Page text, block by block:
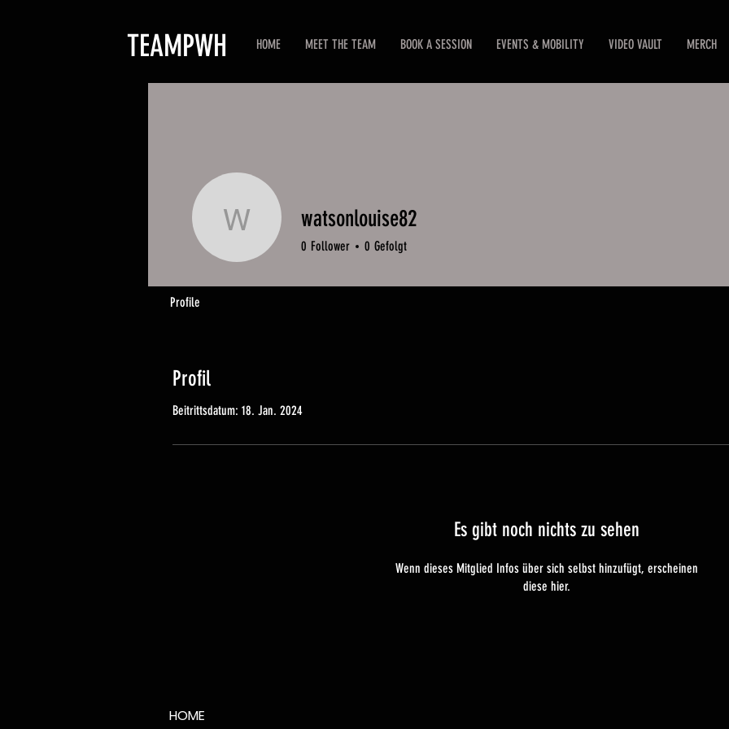
TEAMPWH HOME MEET THE TEAM BOOK A SESSION EVENTS & MOBILITY VIDEO VAULT MERCH
Profil
Beitrittsdatum: 18. Jan. 2024
Es gibt noch nichts zu sehen
Wenn dieses Mitglied Infos über sich selbst hinzufügt, erscheinen
diese hier.
watsonlouise82
watsonlouise82
0 Follower 0 Gefolgt
Profile
HOME